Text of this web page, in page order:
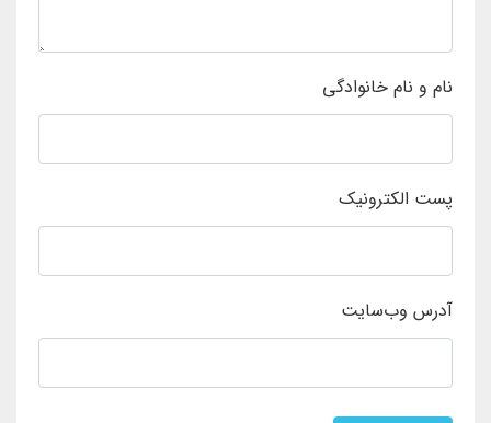
نام و نام خانوادگی
پست الکترونیک
آدرس وب‌سایت